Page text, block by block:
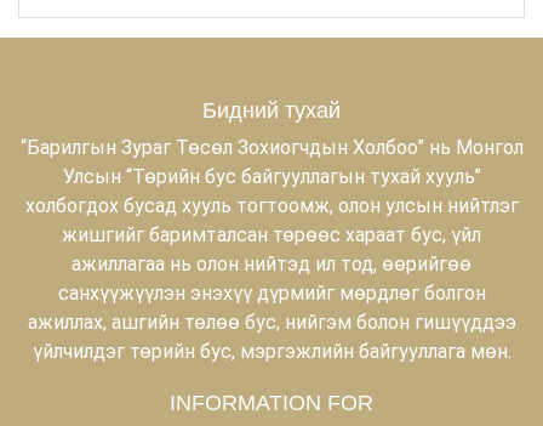
Бидний тухай
“Барилгын Зураг Төсөл Зохиогчдын Холбоо” нь Монгол
Улсын “Төрийн бус байгууллагын тухай хууль”
холбогдох бусад хууль тогтоомж, олон улсын нийтлэг
жишгийг баримталсан төрөөс хараат бус, үйл
ажиллагаа нь олон нийтэд ил тод, өөрийгөө
санхүүжүүлэн энэхүү дүрмийг мөрдлөг болгон
ажиллах, ашгийн төлөө бус, нийгэм болон гишүүддээ
үйлчилдэг төрийн бус, мэргэжлийн байгууллага мөн.
INFORMATION FOR